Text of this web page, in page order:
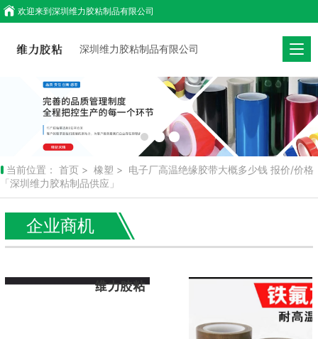
欢迎来到深圳维力胶粘制品有限公司
深圳维力胶粘制品有限公司
当前位置： 首页 > 橡塑 > 电子厂高温绝缘胶带大概多少钱 报价/价格
「深圳维力胶粘制品供应」
企业商机